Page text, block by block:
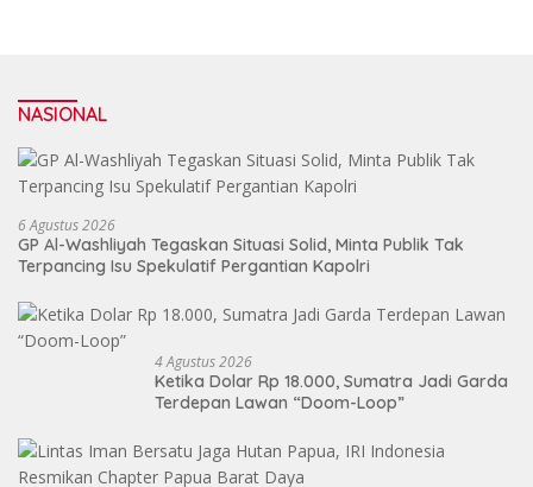
NASIONAL
6 Agustus 2026
GP Al-Washliyah Tegaskan Situasi Solid, Minta Publik Tak
Terpancing Isu Spekulatif Pergantian Kapolri
4 Agustus 2026
Ketika Dolar Rp 18.000, Sumatra Jadi Garda
Terdepan Lawan “Doom-Loop”